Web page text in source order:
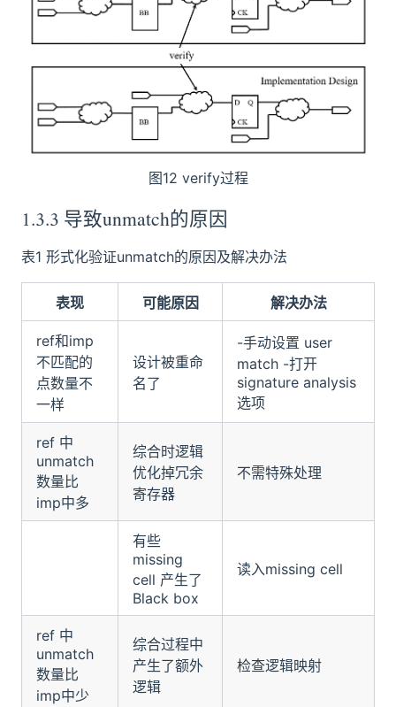
图12 verify过程
1.3.3 导致unmatch的原因
表1 形式化验证unmatch的原因及解决办法
表现 可能原因 解决办法
ref和imp
不匹配的
点数量不
一样
设计被重命
名了
-手动设置 user
match -打开
signature analysis
选项
ref 中
unmatch
数量比
imp中多
综合时逻辑
优化掉冗余
寄存器
不需特殊处理
有些
missing
cell 产生了
Black box
读入missing cell
ref 中
unmatch
数量比
imp中少
综合过程中
产生了额外
逻辑
检查逻辑映射